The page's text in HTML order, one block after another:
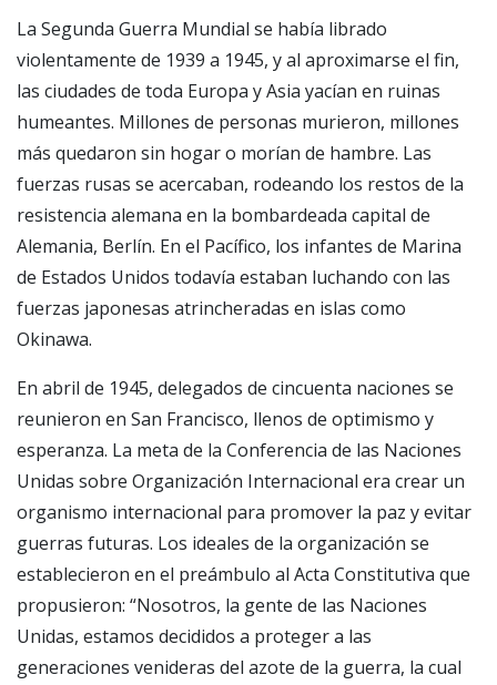
La Segunda Guerra Mundial se había librado
violentamente de 1939 a 1945, y al aproximarse el fin,
las ciudades de toda Europa y Asia yacían en ruinas
humeantes. Millones de personas murieron, millones
más quedaron sin hogar o morían de hambre. Las
fuerzas rusas se acercaban, rodeando los restos de la
resistencia alemana en la bombardeada capital de
Alemania, Berlín. En el Pacífico, los infantes de Marina
de Estados Unidos todavía estaban luchando con las
fuerzas japonesas atrincheradas en islas como
Okinawa.
En abril de 1945, delegados de cincuenta naciones se
reunieron en San Francisco, llenos de optimismo y
esperanza. La meta de la Conferencia de las Naciones
Unidas sobre Organización Internacional era crear un
organismo internacional para promover la paz y evitar
guerras futuras. Los ideales de la organización se
establecieron en el preámbulo al Acta Constitutiva que
propusieron: “Nosotros, la gente de las Naciones
Unidas, estamos decididos a proteger a las
generaciones venideras del azote de la guerra, la cual